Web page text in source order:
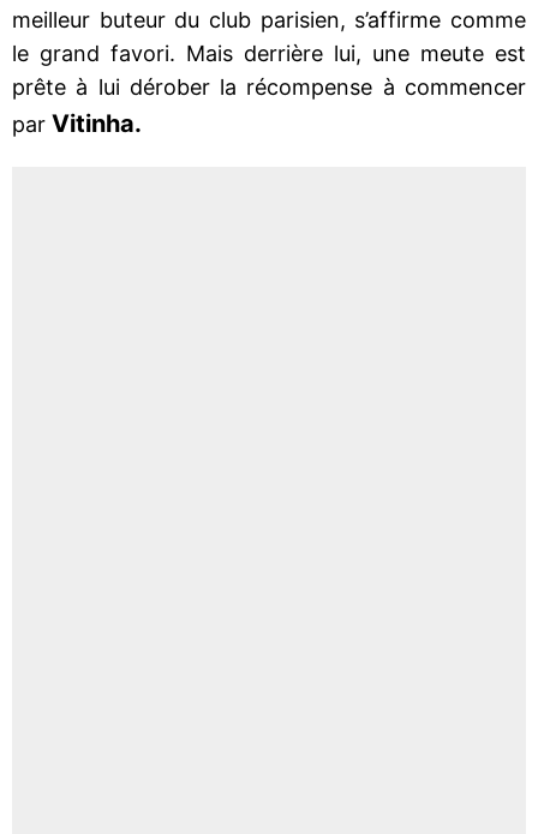
meilleur buteur du club parisien, s’affirme comme
le grand favori. Mais derrière lui, une meute est
prête à lui dérober la récompense à commencer
par Vitinha.